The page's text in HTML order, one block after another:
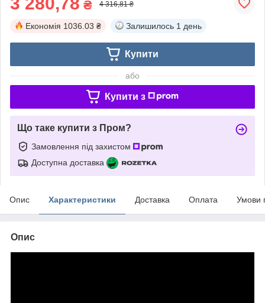
₴ 4 316,81 ₴
Економія 1036.03 ₴ Залишилось 1 день
Купити
або
Купити з
Що таке купити з Пром?
Замовлення під захистом
Доступна доставка
Опис Характеристики Доставка Оплата Умови
Опис